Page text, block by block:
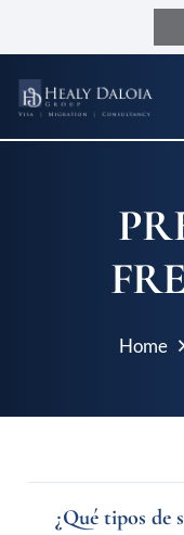
Home
¿Qué tipos de